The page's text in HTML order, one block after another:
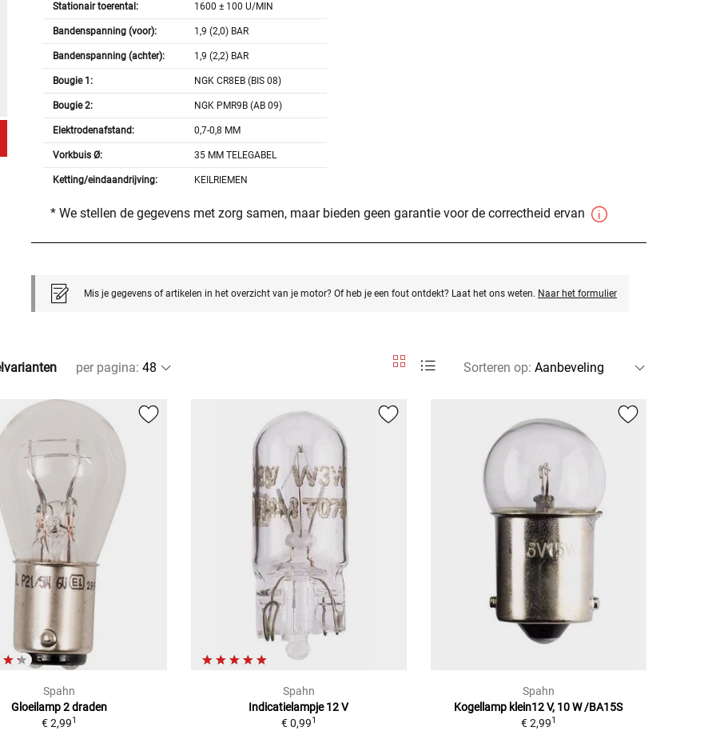
Stationair toerental: 1600 ± 100 U/MIN
Bandenspanning (voor): 1,9 (2,0) BAR
Bandenspanning (achter): 1,9 (2,2) BAR
Bougie 1: NGK CR8EB (BIS 08)
Bougie 2: NGK PMR9B (AB 09)
Elektrodenafstand: 0,7-0,8 MM
Vorkbuis Ø: 35 MM TELEGABEL
Ketting/eindaandrijving: KEILRIEMEN
* We stellen de gegevens met zorg samen, maar bieden geen garantie voor de correctheid ervan
Mis je gegevens of artikelen in het overzicht van je motor? Of heb je een fout ontdekt? Laat het ons weten. Naar het formulier
per pagina: Sorteren op:
Spahn
Gloeilamp 2 draden
€ 2,991
Spahn
Indicatielampje 12 V
€ 0,991
Spahn
Kogellamp klein12 V, 10 W /BA15S
€ 2,991